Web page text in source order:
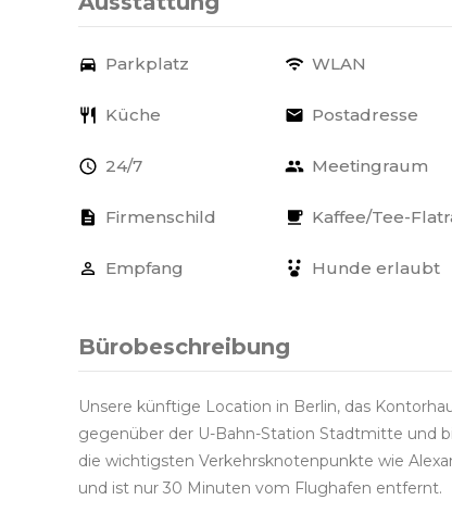
Parkplatz WLAN
Küche Postadresse
24/7 Meetingraum
Firmenschild Kaffee/Tee-
Empfang Hunde erlaubt
Bürobeschreibung
Unsere künftige Location in Berlin, das
gegenüber der U-Bahn-Station Stadtmitte und
die wichtigsten Verkehrsknotenpunkte wie
und ist nur 30 Minuten vom Flughafen entfernt.